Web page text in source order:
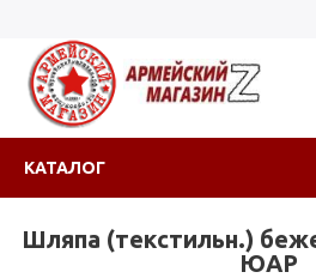
КАТАЛОГ
Шляпа (текстильн.)
ЮАР